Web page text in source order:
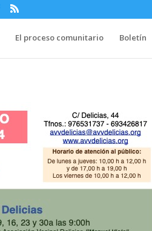
El proceso comunitario Boletín